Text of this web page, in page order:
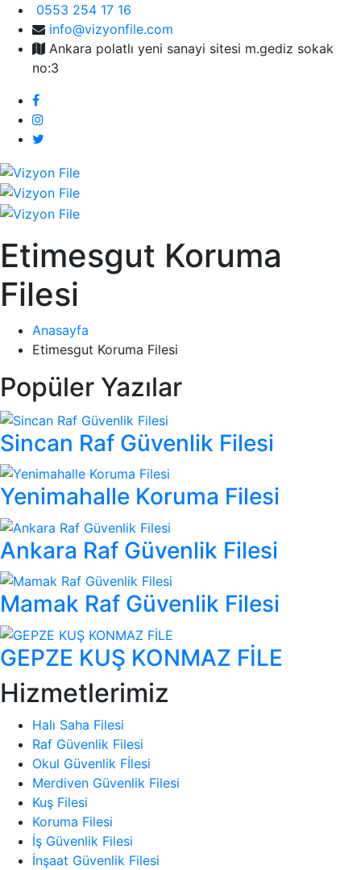
0553 254 17 16
info@vizyonfile.com
Ankara polatlı yeni sanayi sitesi m.gediz sokak
no:3
Etimesgut Koruma
Filesi
Anasayfa
Etimesgut Koruma Filesi
Popüler Yazılar
Sincan Raf Güvenlik Filesi
Yenimahalle Koruma Filesi
Ankara Raf Güvenlik Filesi
Mamak Raf Güvenlik Filesi
GEPZE KUŞ KONMAZ FİLE
Hizmetlerimiz
Halı Saha Filesi
Raf Güvenlik Filesi
Okul Güvenlik Fİlesi
Merdiven Güvenlik Filesi
Kuş Filesi
Koruma Filesi
İş Güvenlik Filesi
İnşaat Güvenlik Filesi